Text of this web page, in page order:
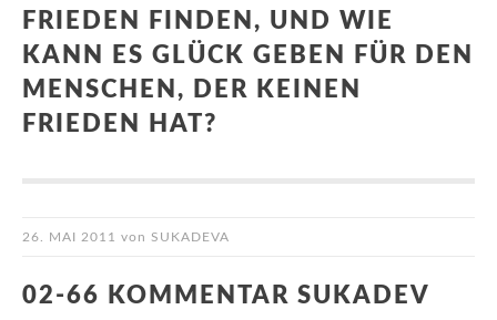
FRIEDEN FINDEN, UND WIE
KANN ES GLÜCK GEBEN FÜR DEN
MENSCHEN, DER KEINEN
FRIEDEN HAT?
26. MAI 2011 von SUKADEVA
02-66 KOMMENTAR SUKADEV